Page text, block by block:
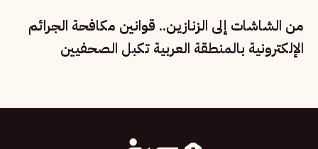
من الشاشات إلى الزنازين.. قوانين مكافحة الجرائم
الإلكترونية بالمنطقة العربية تكبل الصحفيين